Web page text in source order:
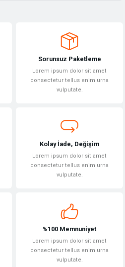
ederiz.
bulunuyor.
olmalı.
Sorunsuz Paketleme
Lorem ipsum dolor sit amet
consectetur tellus enim urna
vulputate.
Kolay İade, Değişim
Lorem ipsum dolor sit amet
consectetur tellus enim urna
vulputate.
%100 Memnuniyet
Lorem ipsum dolor sit amet
consectetur tellus enim urna
vulputate.